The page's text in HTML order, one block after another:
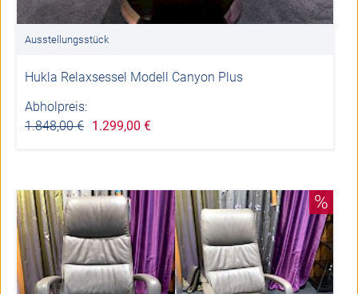
Ausstellungsstück
Hukla Relaxsessel Modell Canyon Plus
Abholpreis:
1.848,00 € 1.299,00 €
%